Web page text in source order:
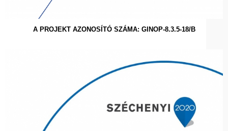
A PROJEKT AZONOSÍTÓ SZÁMA: GINOP-8.3.5-18/B